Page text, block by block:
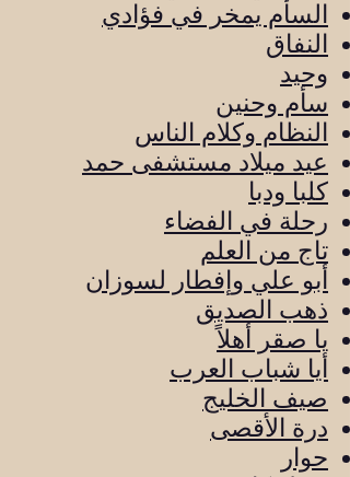
السأم يمخر في فؤادي
النفاق
وحيد
سأم وحنين
النظام وكلام الناس
عيد ميلاد مستشفى حمد
كلبا ودبا
رحلة في الفضاء
تاج من العلم
أبو علي وإفطار لسوزان
ذهب الصديق
يا صقر أهلاً
أيا شباب العرب
صيف الخليج
درة الأقصى
حوار